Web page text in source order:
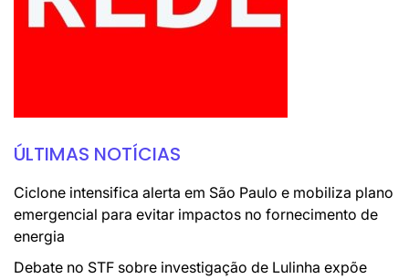
ÚLTIMAS NOTÍCIAS
Ciclone intensifica alerta em São Paulo e mobiliza plano
emergencial para evitar impactos no fornecimento de
energia
Debate no STF sobre investigação de Lulinha expõe